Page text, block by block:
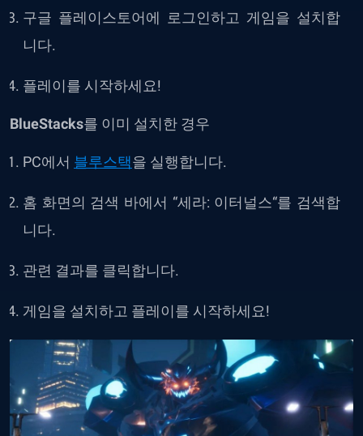
구글 플레이스토어에 로그인하고 게임을 설치합
니다.
플레이를 시작하세요!
BlueStacks를 이미 설치한 경우
PC에서 블루스택을 실행합니다.
홈 화면의 검색 바에서 “세라: 이터널스“를 검색합
니다.
관련 결과를 클릭합니다.
게임을 설치하고 플레이를 시작하세요!